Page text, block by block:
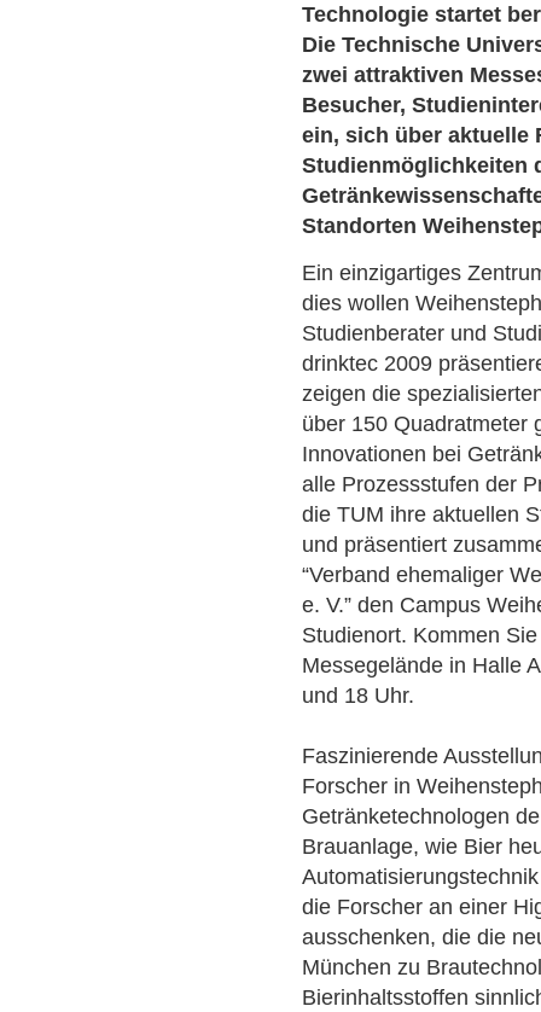
Technologie startet
Die Technische
zwei attraktiven
Besucher,
ein, sich über aktuelle
Studienmöglichkeiten
Standorten
Ein einzigartiges
dies wollen
Studienberater und
drinktec 2009
zeigen die
über 150 Quadratmeter
Innovationen bei
alle Prozessstufen der
die TUM ihre aktuellen
und präsentiert
“Verband ehemaliger
e. V.” den Campus
Studienort. Kommen
Messegelände in Halle
und 18 Uhr.
Faszinierende
Forscher in
Getränketechnologen
Brauanlage, wie Bier
die Forscher an einer
ausschenken, die die
München zu
Bierinhaltsstoffen